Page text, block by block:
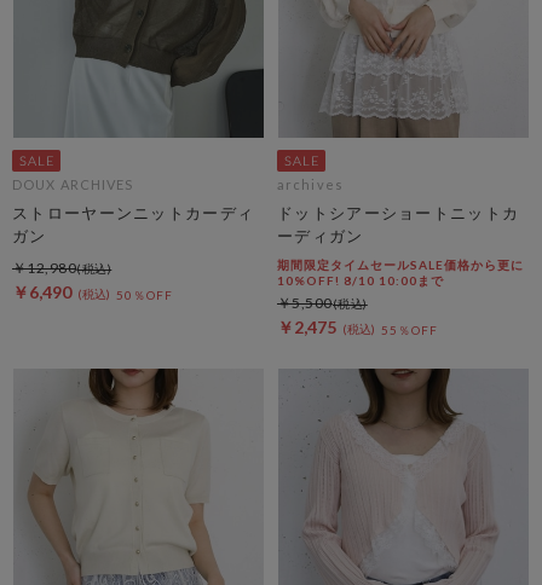
DOUX ARCHIVES
ストローヤーンニットカーディ
ガン
￥6,490 50％OFF
￥12,980
archives
ドットシアーショートニットカ
ーディガン
期間限定タイムセールSALE価格から更に
10%OFF! 8/10 10:00まで
￥2,475 55％OFF
￥5,500